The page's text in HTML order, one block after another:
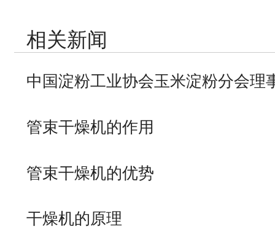
相关新闻
中国淀粉工业协会玉米淀粉分会理
管束干燥机的作用
管束干燥机的优势
干燥机的原理